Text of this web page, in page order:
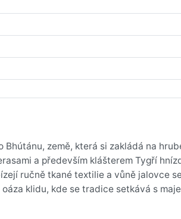
země, která si zakládá na
a především klášterem Tygří
ručně tkané textilie a vůně jalovce
klidu, kde se tradice setkává s